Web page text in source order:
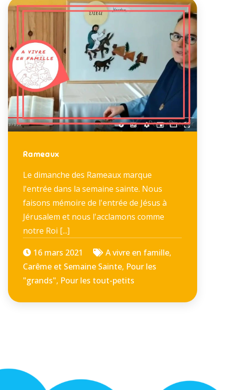
Rameaux
Le dimanche des Rameaux marque
l'entrée dans la semaine sainte. Nous
faisons mémoire de l'entrée de Jésus à
Jérusalem et nous l'acclamons comme
notre Roi [...]
16 mars 2021
A vivre en famille,
Carême et Semaine Sainte, Pour les
"grands", Pour les tout-petits